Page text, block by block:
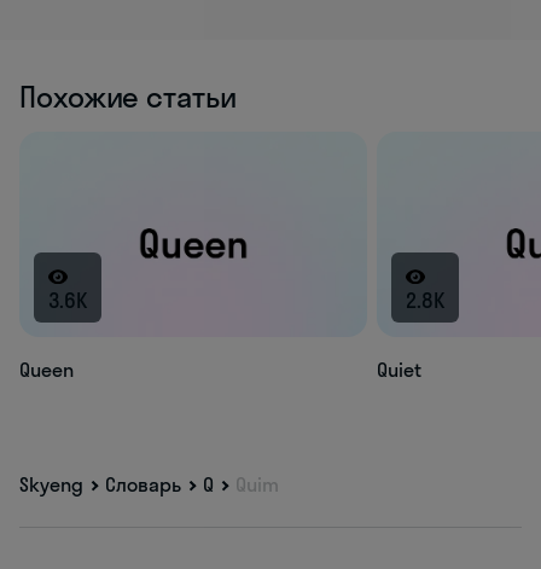
Похожие статьи
3.6K
Queen
2.8K
Quiet
Skyeng Словарь Q Quim